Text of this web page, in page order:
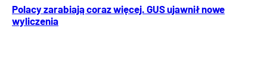
Polacy zarabiają coraz więcej. GUS ujawnił nowe
wyliczenia